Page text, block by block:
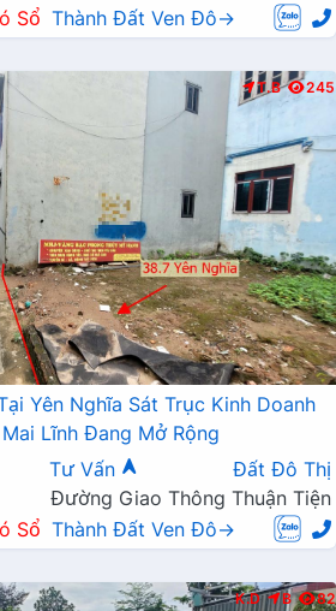
Sổ Thành Đất Ven Đô→
T.B 245
Yên Nghĩa Sát Trục Kinh Doanh
Lĩnh Đang Mở Rộng
Tư Vấn
Đất Đô Thị
Đường Giao Thông Thuận Tiện
Sổ Thành Đất Ven Đô→
K.D B 82